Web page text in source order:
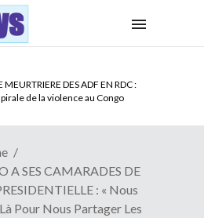
MEURTRIERE DES ADF EN RDC :
spirale de la violence au Congo
A SES CAMARADES DE
: « Nous
Pour Nous Partager Les